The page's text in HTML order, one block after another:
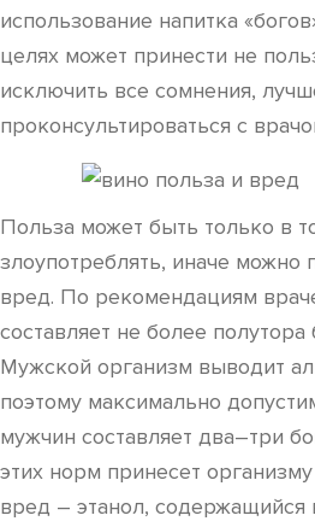
использование напитка
целях может принести не
исключить все сомнения,
проконсультироваться с
Польза может быть только в
злоупотреблять, иначе можно
вред. По рекомендациям
составляет не более
Мужской организм выводит
поэтому максимально
мужчин составляет два–три
этих норм принесет
вред – этанол, содержащийся